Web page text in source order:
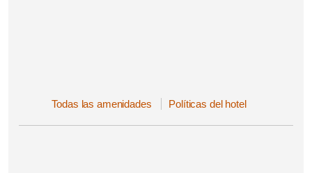
Todas las amenidades Políticas del hotel